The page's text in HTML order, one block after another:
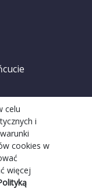
celu
i
cookies w
więcej